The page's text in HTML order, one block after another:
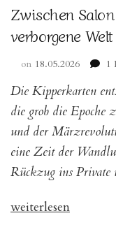
Zwischen
verborgene
on 18.05.2026 1
Die Kipperkarten
die grob die Epoche
und der
eine Zeit der
Rückzug ins
„Zwischen
weiterlesen